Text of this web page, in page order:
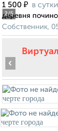
2/5
1 500 ₽ в сутки
деревня
Собственник,
‹